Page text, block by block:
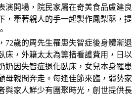
演開場，院民家屬在奇美食品盧建良
，牽著親人的手一起製作鳳梨酥，提
72歲的周先生罹患失智症後身體漸退
床，外籍太太為籌措看護費用，日以
奶因失智症退化臥床，女兒本身罹患
母親間奔走。每逢佳節來臨，弱勢家
與家人鮮少有團聚時光，創世提供長